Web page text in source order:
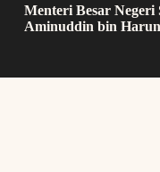
Menteri Besar Negeri
Aminuddin bin Harun